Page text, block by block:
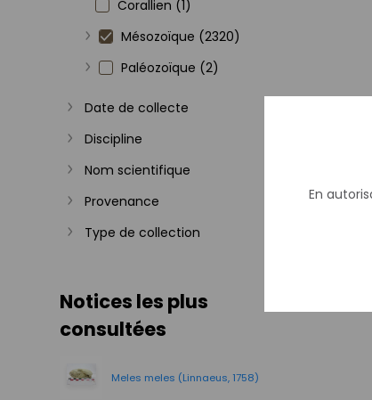
Corallien (1)
Afficher plus
Mésozoïque (2320)
Afficher plus
Paléozoïque (2)
Afficher plus
Date de collecte
Afficher plus
Discipline
Afficher plus
Nom scientifique
Afficher plus
Provenance
Afficher plus
Type de collection
Notices les plus
consultées
Meles meles (Linnaeus, 1758)
En